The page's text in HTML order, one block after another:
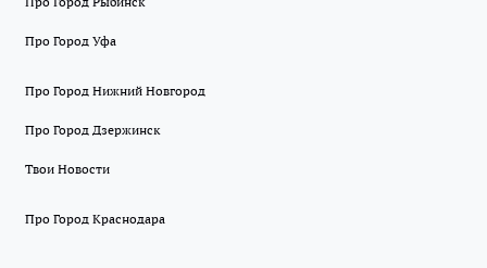
Про Город Уфа
Про Город Нижний Новгород
Про Город Дзержинск
Твои Новости
Про Город Краснодара